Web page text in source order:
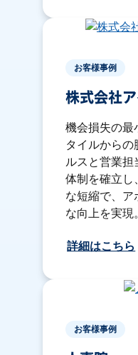
お客様事例
株式会社
機会損失の最
タイルから
ルスと営業担
体制を確立し
な短縮で、ア
な向上を実現。
詳細はこちら
お客様事例